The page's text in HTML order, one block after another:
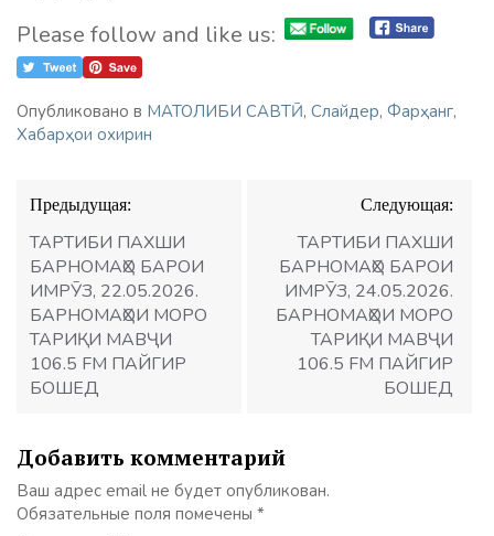
Please follow and like us:
Опубликовано в МАТОЛИБИ САВТӢ, Слайдер, Фарҳанг,
Хабарҳои охирин
Навигация
по
записям
Предыдущая:
ТАРТИБИ ПАХШИ
БАРНОМАҲО БАРОИ
ИМРӮЗ, 22.05.2026.
БАРНОМАҲОИ МОРО
ТАРИҚИ МАВҶИ
106.5 FM ПАЙГИР
БОШЕД
Следующая:
ТАРТИБИ ПАХШИ
БАРНОМАҲО БАРОИ
ИМРӮЗ, 24.05.2026.
БАРНОМАҲОИ МОРО
ТАРИҚИ МАВҶИ
106.5 FM ПАЙГИР
БОШЕД
Добавить комментарий
Ваш адрес email не будет опубликован.
Обязательные поля помечены *